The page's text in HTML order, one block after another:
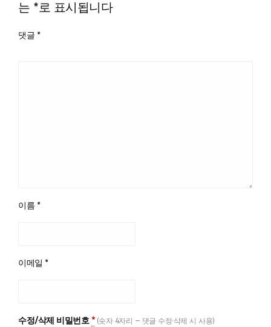
는 *로 표시됩니다
댓글 *
이름 *
이메일 *
수정/삭제 비밀번호 * (숫자 4자리 — 댓글 수정·삭제 시 사용)